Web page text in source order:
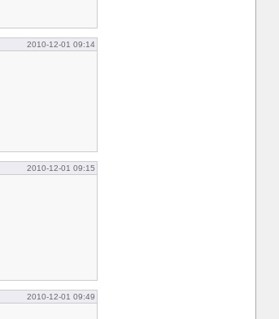
2010-12-01 09:14
2010-12-01 09:15
2010-12-01 09:49